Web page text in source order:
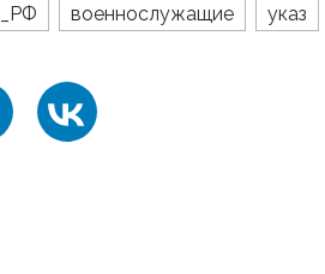
военнослужащие указ